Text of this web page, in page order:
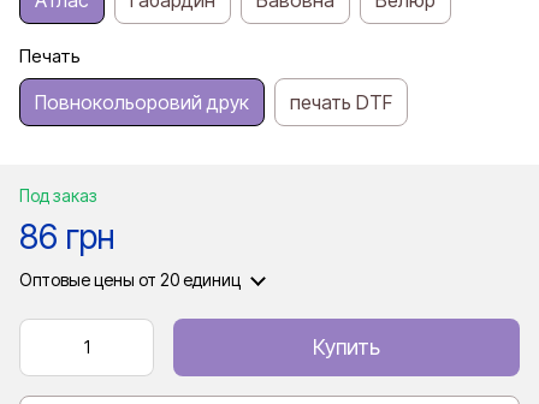
Печать
Повнокольоровий друк печать DTF
Под заказ
86 грн
Оптовые цены от 20 единиц
Купить